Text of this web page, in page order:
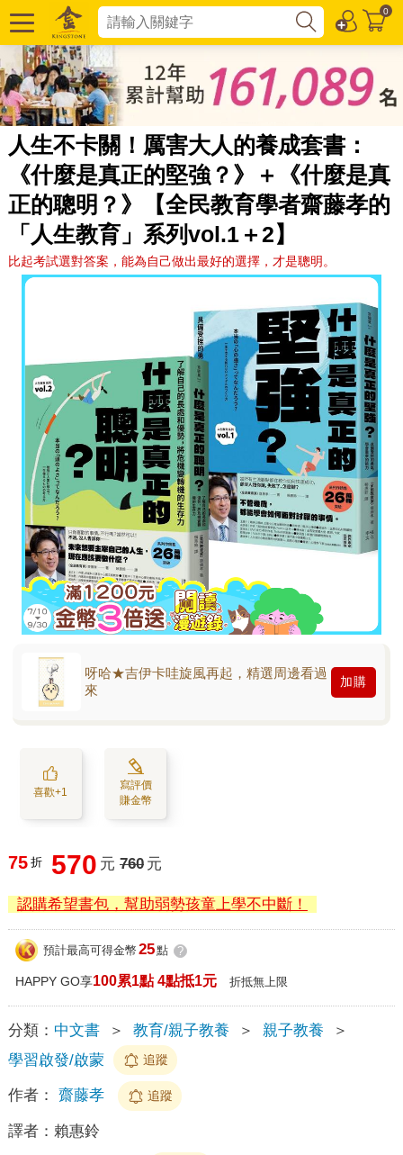
0
人生不卡關！厲害大人的養成套書：
《什麼是真正的堅強？》＋《什麼是真
正的聰明？》【全民教育學者齋藤孝的
「人生教育」系列vol.1＋2】
比起考試選對答案，能為自己做出最好的選擇，才是聰明。
呀哈★吉伊卡哇旋風再起，精選周邊看過
來
加購
喜歡+1
寫評價
賺金幣
75 折 570 元 760 元
認購希望書包，幫助弱勢孩童上學不中斷！
預計最高可得金幣 25點 ?
HAPPY GO享100累1點 4點抵1元 折抵無上限
分類： 中文書 ＞ 教育/親子教養 ＞ 親子教養
＞
學習啟發/啟蒙
追蹤
作者： 齋藤孝 追蹤
譯者： 賴惠鈴